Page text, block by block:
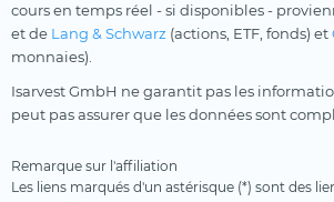
Semi-conducteurs
Technologies innovantes
Technologies médicales
Uranium
cours en temps réel - si disponibles -
et de Lang & Schwarz (actions, ETF, fonds) et
monnaies).
Isarvest GmbH ne garantit pas les
peut pas assurer que les données sont
Remarque sur l'affiliation
Les liens marqués d'un astérisque (*) sont des